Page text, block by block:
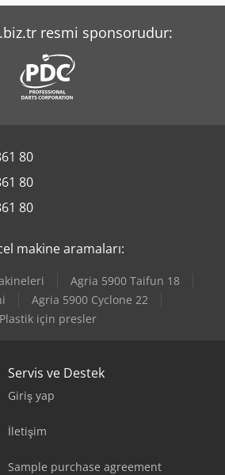
resmi sponsorudur:
80
80
80
makine aramaları:
Agria 5900 Taifun 18
Agria 5900 Cyclone 22
Plastik için presler
Servis ve Destek
Giriş yap
İletişim
Sample purchase agreement